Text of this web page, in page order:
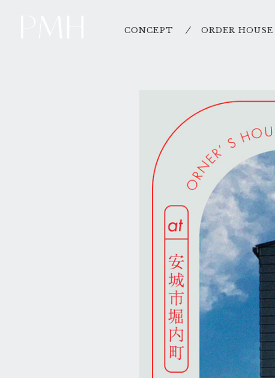
CONCEPT ORDER HOUSE